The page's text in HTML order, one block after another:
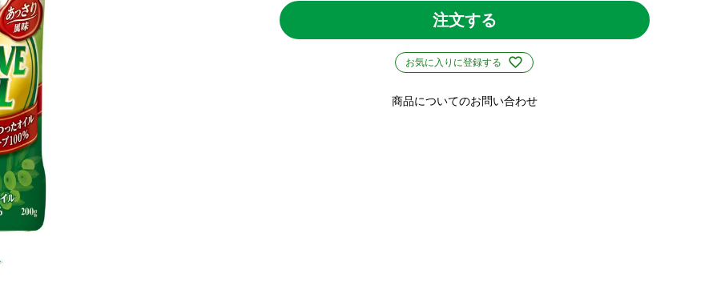
注文する
お気に入りに登録する
商品についてのお問い合わせ